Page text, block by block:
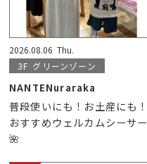
2026.08.06 Thu.
3F グリーンゾーン
NANTENuraraka
普段使いにも！お土産にも！
おすすめウェルカムシーサー
🌺